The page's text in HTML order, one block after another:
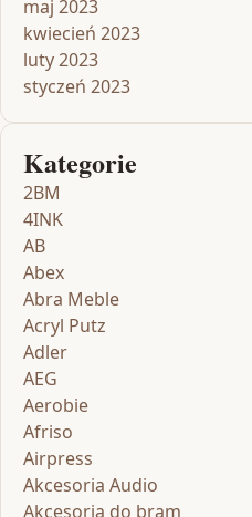
maj 2023
kwiecień 2023
luty 2023
styczeń 2023
Kategorie
2BM
4INK
AB
Abex
Abra Meble
Acryl Putz
Adler
AEG
Aerobie
Afriso
Airpress
Akcesoria Audio
Akcesoria do bram